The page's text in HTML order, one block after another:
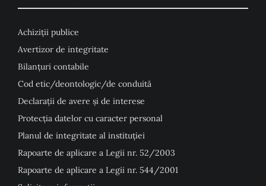
Achiziții publice
Avertizor de integritate
Bilanțuri contabile
Cod etic/deontologic/de conduită
Declarații de avere și de interese
Protecția datelor cu caracter personal
Planul de integritate al instituției
Rapoarte de aplicare a Legii nr. 52/2003
Rapoarte de aplicare a Legii nr. 544/2001